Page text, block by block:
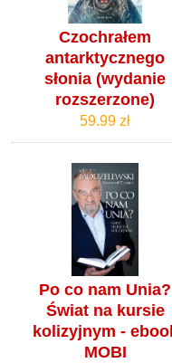
Czochrałem
antarktycznego
słonia (wydanie
rozszerzone)
59.99 zł
Po co nam Unia?
Świat na kursie
kolizyjnym -
MOBI